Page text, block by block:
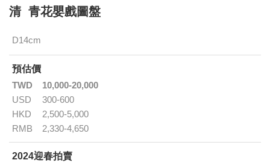
清 青花嬰戲圖盤
D14cm
預估價
TWD
10,000-20,000
USD
300-600
HKD
2,500-5,000
RMB
2,330-4,650
2024迎春拍賣